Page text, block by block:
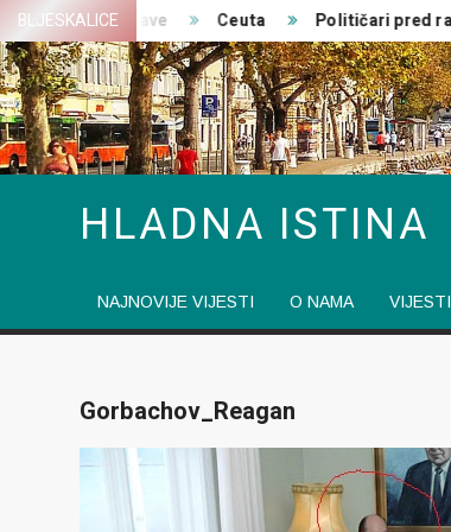
Skip
to
content
BLJESKALICE
Zajedničke izjave Ceuta Političari pred rat
HLADNA ISTINA
NAJNOVIJE VIJESTI O NAMA VIJESTI
Gorbachov_Reagan